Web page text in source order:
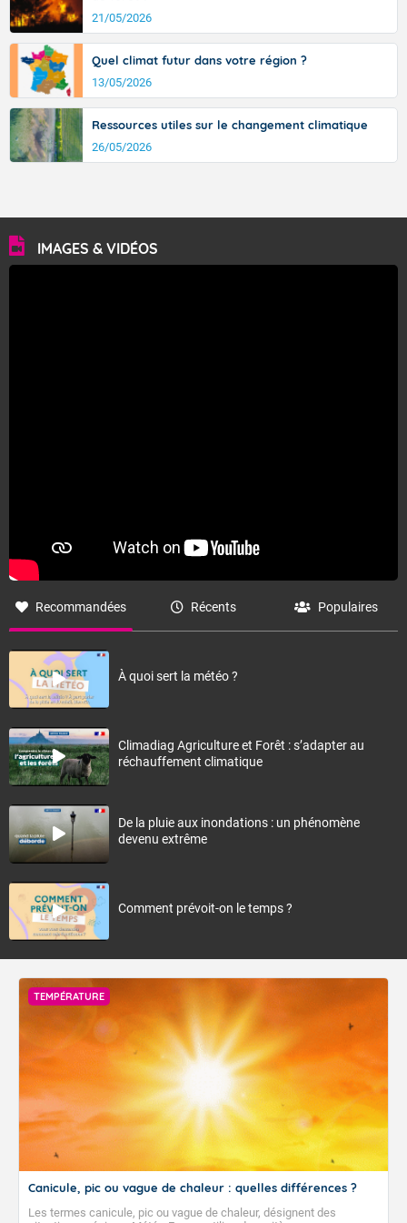
21/05/2026
Quel climat futur dans votre région ?
13/05/2026
Ressources utiles sur le changement climatique
26/05/2026
IMAGES & VIDÉOS
Recommandées Récents Populaires
À quoi sert la météo ?
Climadiag Agriculture et Forêt : s’adapter au
réchauffement climatique
De la pluie aux inondations : un phénomène
devenu extrême
Comment prévoit-on le temps ?
TEMPÉRATURE
Canicule, pic ou vague de chaleur : quelles différences ?
Les termes canicule, pic ou vague de chaleur, désignent des